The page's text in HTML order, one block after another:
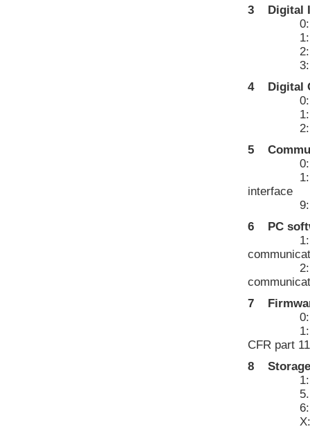
3 Digital
0:
1: 6
2: 12
3: 18
4 Digital
0:
1: 6
2: 12
5
0:
1: RS-
interface
9:
6 PC
1: Free
2:
7
0:
1: with
CFR part
8 Storage
1:
5. 512
6: 1 GB
X: